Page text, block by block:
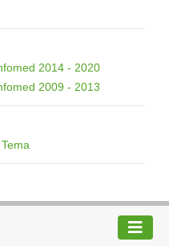
2014 - 2020
2009 - 2013